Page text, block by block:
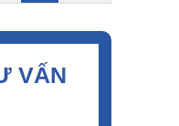
VẤN